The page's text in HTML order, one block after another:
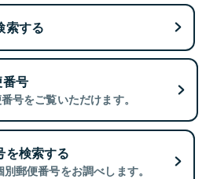
索する
号
号をご覧いただけます。
を検索する
郵便番号をお調べします。